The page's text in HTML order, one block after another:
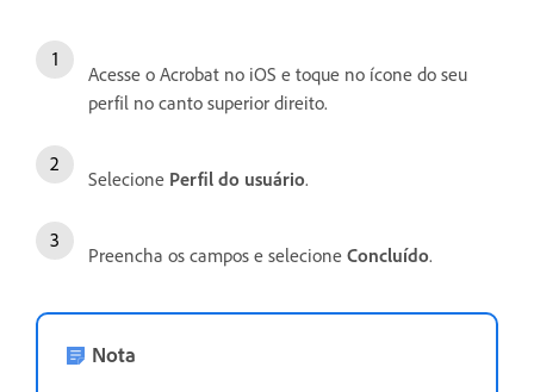
Acesse o Acrobat no iOS e toque no ícone do seu
perfil no canto superior direito.
Selecione Perfil do usuário.
Preencha os campos e selecione Concluído.
Nota